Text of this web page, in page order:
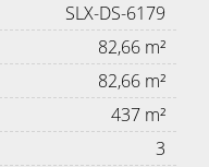
SLX-DS-6179
82,66 m²
82,66 m²
437 m²
3